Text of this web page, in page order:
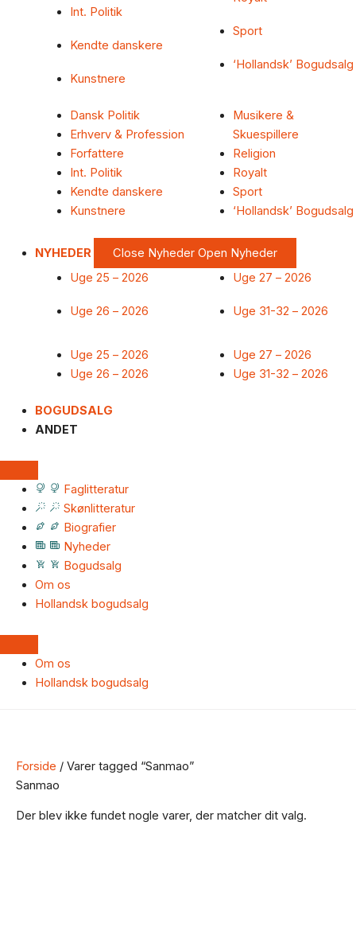
Int. Politik
Kendte danskere
Kunstnere
Sport
‘Hollandsk’ Bogudsalg
Dansk Politik
Erhverv & Profession
Forfattere
Int. Politik
Kendte danskere
Kunstnere
Musikere &
Skuespillere
Religion
Royalt
Sport
‘Hollandsk’ Bogudsalg
NYHEDER Close Nyheder Open Nyheder
Uge 25 – 2026
Uge 26 – 2026
Uge 27 – 2026
Uge 31-32 – 2026
Uge 25 – 2026
Uge 26 – 2026
Uge 27 – 2026
Uge 31-32 – 2026
BOGUDSALG
ANDET
Faglitteratur
Skønlitteratur
Biografier
Nyheder
Bogudsalg
Om os
Hollandsk bogudsalg
Om os
Hollandsk bogudsalg
Forside / Varer tagged “Sanmao”
Sanmao
Der blev ikke fundet nogle varer, der matcher dit valg.